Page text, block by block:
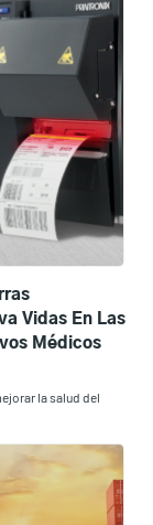
Vidas En Las
Médicos
la salud del